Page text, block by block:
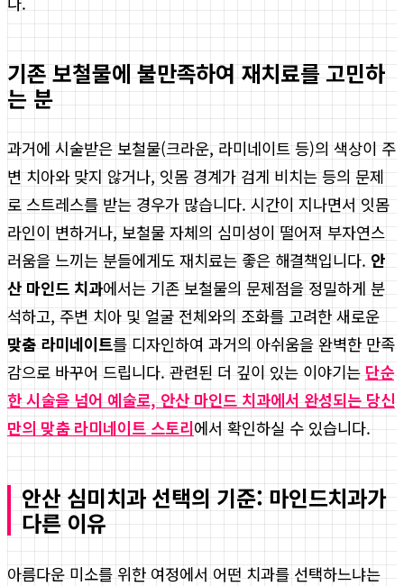
기존 보철물에 불만족하여 재치료를 고민하
는 분
과거에 시술받은 보철물(크라운, 라미네이트 등)의 색상이 주
변 치아와 맞지 않거나, 잇몸 경계가 검게 비치는 등의 문제
로 스트레스를 받는 경우가 많습니다. 시간이 지나면서 잇몸
라인이 변하거나, 보철물 자체의 심미성이 떨어져 부자연스
러움을 느끼는 분들에게도 재치료는 좋은 해결책입니다. 안
산 마인드 치과에서는 기존 보철물의 문제점을 정밀하게 분
석하고, 주변 치아 및 얼굴 전체와의 조화를 고려한 새로운
맞춤 라미네이트를 디자인하여 과거의 아쉬움을 완벽한 만족
감으로 바꾸어 드립니다. 관련된 더 깊이 있는 이야기는 단순
한 시술을 넘어 예술로, 안산 마인드 치과에서 완성되는 당신
만의 맞춤 라미네이트 스토리에서 확인하실 수 있습니다.
안산 심미치과 선택의 기준: 마인드치과가
다른 이유
아름다운 미소를 위한 여정에서 어떤 치과를 선택하느냐는